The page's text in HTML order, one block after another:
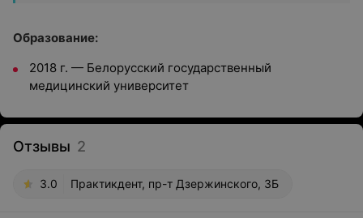
Образование:
2018 г. — Белорусский государственный
медицинский университет
Отзывы 2
3.0 Практикдент, пр-т Дзержинского, 3Б